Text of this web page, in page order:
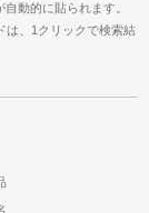
動的に貼られます。
は、1クリックで検索結